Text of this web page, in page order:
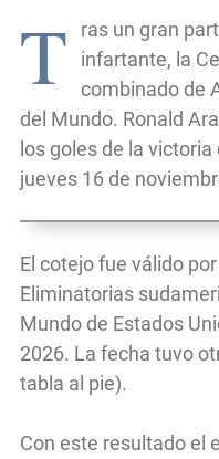
T
ras un gran
infartante, la
combinado de
del Mundo. Ronald
los goles de la
jueves 16 de
El cotejo fue válido
Eliminatorias
Mundo de Estados
2026. La fecha tuvo
tabla al pie).
Con este resultado el